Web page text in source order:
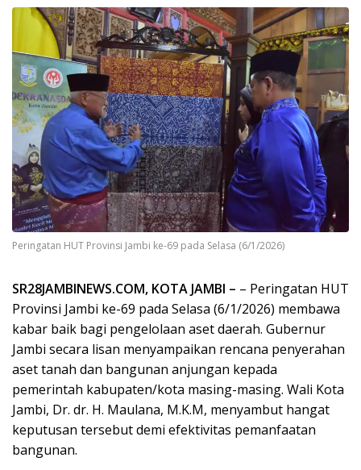
Peringatan HUT Provinsi Jambi ke-69 pada Selasa (6/1/2026)
SR28JAMBINEWS.COM, KOTA JAMBI – – Peringatan HUT
Provinsi Jambi ke-69 pada Selasa (6/1/2026) membawa
kabar baik bagi pengelolaan aset daerah. Gubernur
Jambi secara lisan menyampaikan rencana penyerahan
aset tanah dan bangunan anjungan kepada
pemerintah kabupaten/kota masing-masing. Wali Kota
Jambi, Dr. dr. H. Maulana, M.K.M, menyambut hangat
keputusan tersebut demi efektivitas pemanfaatan
bangunan.